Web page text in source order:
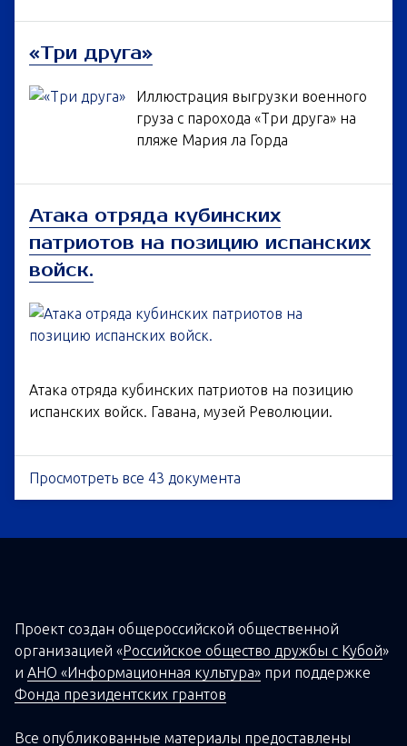
«Три друга»
Иллюстрация выгрузки военного
груза с парохода «Три друга» на
пляже Мария ла Горда
Атака отряда кубинских
патриотов на позицию испанских
войск.
Атака отряда кубинских патриотов на позицию
испанских войск. Гавана, музей Революции.
Просмотреть все 43 документа
Проект создан общероссийской общественной
организацией «Российское общество дружбы с Кубой»
и АНО «Информационная культура» при поддержке
Фонда президентских грантов
Все опубликованные материалы предоставлены